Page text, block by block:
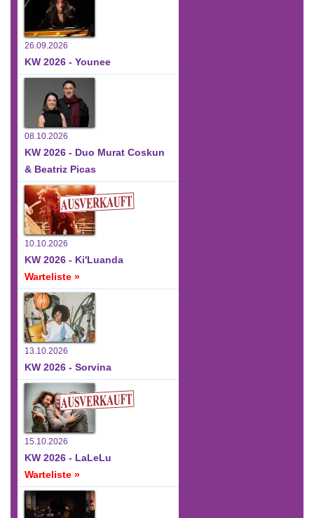
26.09.2026
KW 2026 - Younee
08.10.2026
KW 2026 - Duo Murat Coskun
& Beatriz Picas
10.10.2026
KW 2026 - Ki'Luanda
Warteliste »
13.10.2026
KW 2026 - Sorvina
15.10.2026
KW 2026 - LaLeLu
Warteliste »